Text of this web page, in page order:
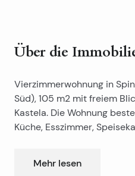
Über die
Vierzimmerwohnung in
Süd), 105 m2 mit freiem
Kastela. Die Wohnung
Küche, Esszimmer,
– Norden.
Mehr lesen